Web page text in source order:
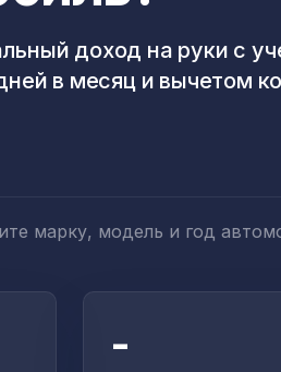
доход на руки с
в месяц и вычетом
марку, модель и год
-